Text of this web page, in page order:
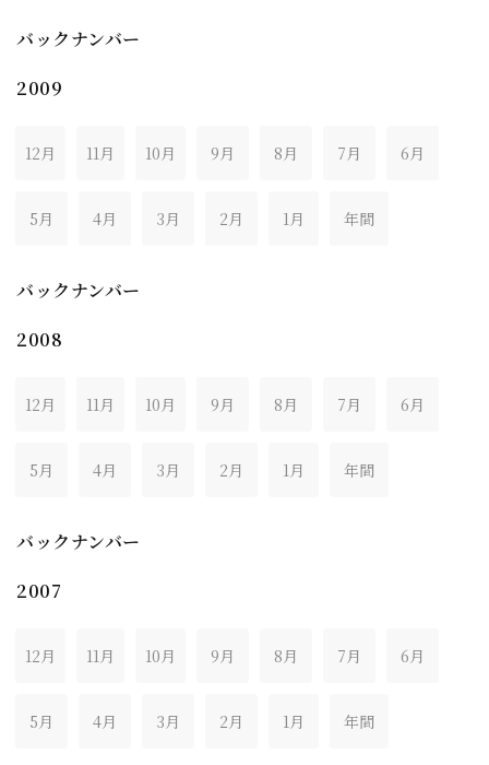
バックナンバー
2009
12月 11月 10月 9月 8月 7月 6月
5月 4月 3月 2月 1月 年間
バックナンバー
2008
12月 11月 10月 9月 8月 7月 6月
5月 4月 3月 2月 1月 年間
バックナンバー
2007
12月 11月 10月 9月 8月 7月 6月
5月 4月 3月 2月 1月 年間